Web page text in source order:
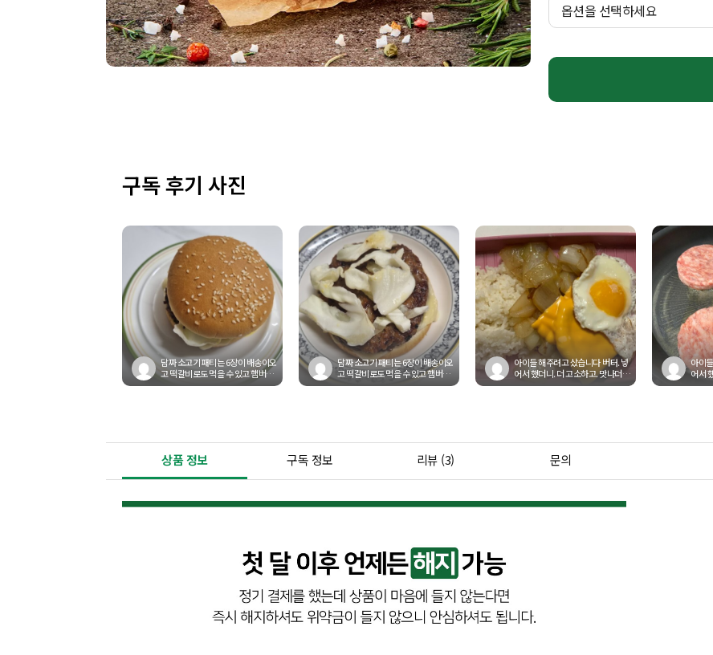
옵션을 선택하세요
구독 후기 사진
담짜 소고기 패티는 6장이 배송이오
고 떡갈비로도 먹을 수 있고 햄버거
패티로도 활용이 가능해요! 또는...
담짜 소고기 패티는 6장이 배송이오
고 떡갈비로도 먹을 수 있고 햄버거
패티로도 활용이 가능해요! 또는...
아이들 해주려고 샀습니다 버터. 넣
어서 했더니. 더 고소하고. 맛나더라
구요 거기에. 치즈랑 양파까지...
아이
어서
구요
상품 정보 구독 정보 리뷰 (3) 문의